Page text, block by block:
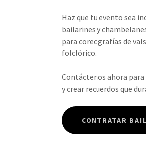
Haz que tu evento sea
bailarines y
para coreografías de
folclórico.
Contáctenos ahora
y crear recuerdos que
CONTRATAR